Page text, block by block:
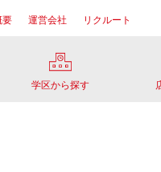
要 運営会社 リクルート
学区から探す